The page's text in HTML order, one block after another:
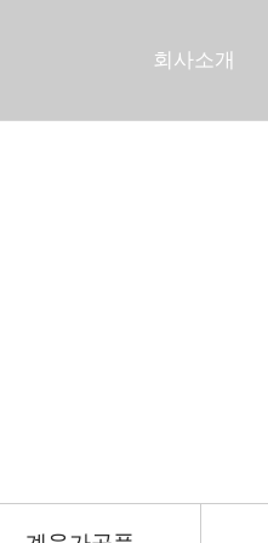
회사소개